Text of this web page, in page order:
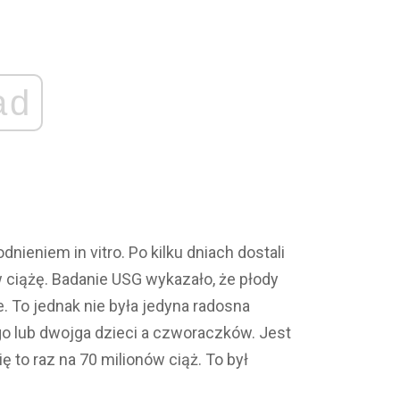
in vitro. Po kilku dniach dostali
Badanie USG wykazało, że płody
jednak nie była jedyna radosna
lub dwojga dzieci a czworaczków. Jest
to raz na 70 milionów ciąż. To był